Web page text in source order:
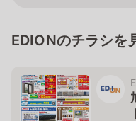
EDIONのチラシを